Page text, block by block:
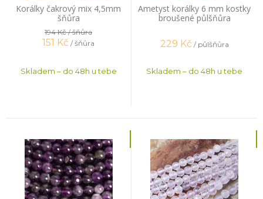
Korálky čakrový mix 4,5mm
šňůra
194 Kč/ šňůra
151 Kč / šňůra
Skladem – do 48h u tebe
Ametyst korálky 6 mm kostky
broušené půlšňůra
229 Kč / půlšňůra
Skladem – do 48h u tebe